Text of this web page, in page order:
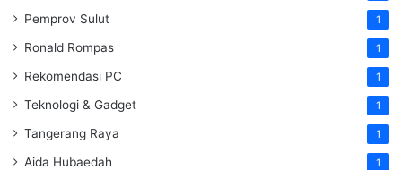
Pemprov Sulut 1
Ronald Rompas 1
Rekomendasi PC 1
Teknologi & Gadget 1
Tangerang Raya 1
Aida Hubaedah 1